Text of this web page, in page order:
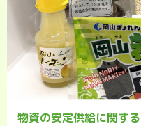
物資の安定供給に関す